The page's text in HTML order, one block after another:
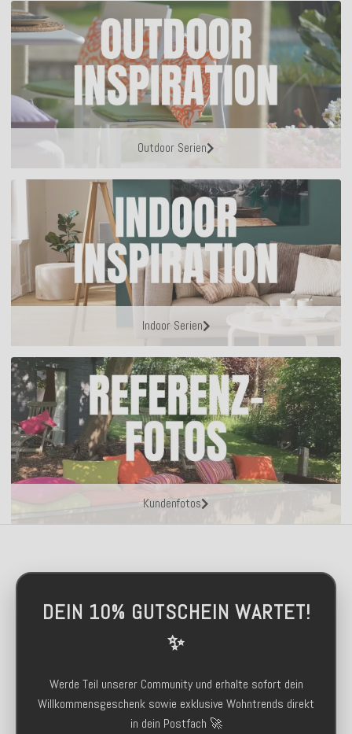
Outdoor Serien
Indoor Serien
Kundenfotos
DEIN 10% GUTSCHEIN WARTET!
✨
Werde Teil unserer Community und erhalte sofort dein
Willkommensgeschenk sowie exklusive Wohntrends direkt
in dein Postfach 🚀